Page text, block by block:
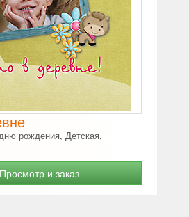
рождения, Детская,
Просмотр и заказ